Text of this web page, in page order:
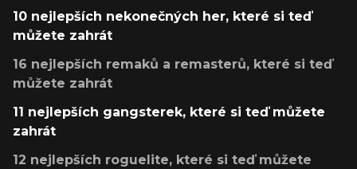
10 nejlepších nekonečných her, které si teď
můžete zahrát
16 nejlepších remaků a remasterů, které si teď
můžete zahrát
11 nejlepších gangsterek, které si teď můžete
zahrát
12 nejlepších roguelite, které si teď můžete